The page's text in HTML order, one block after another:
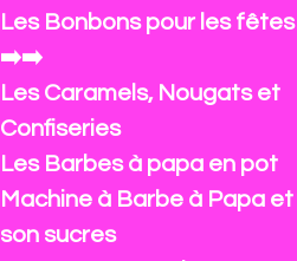
Les Bonbons pour les fêtes
➡️➡️
Les Caramels, Nougats et
Confiseries
Les Barbes à papa en pot
Machine à Barbe à Papa et
son sucres